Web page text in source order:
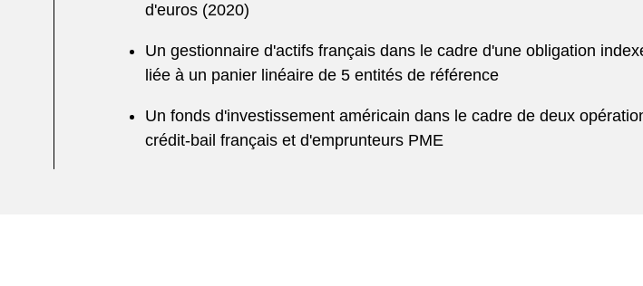
d'euros (2020)
Un gestionnaire d'actifs français dans le cadre d'une obligation
liée à un panier linéaire de 5 entités de référence
Un fonds d'investissement américain dans le cadre de deux
crédit-bail français et d'emprunteurs PME